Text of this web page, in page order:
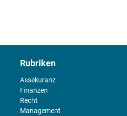
Rubriken
Assekuranz
Finanzen
Recht
Management